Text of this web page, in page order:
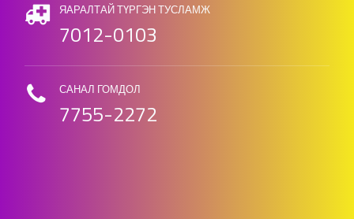
ЯАРАЛТАЙ ТҮРГЭН ТУСЛАМЖ
7012-0103
САНАЛ ГОМДОЛ
7755-2272